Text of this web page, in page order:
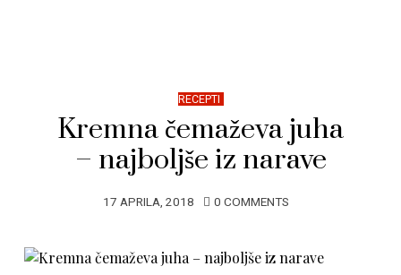
RECEPTI
Kremna čemaževa juha
– najboljše iz narave
17 APRILA, 2018 0 COMMENTS